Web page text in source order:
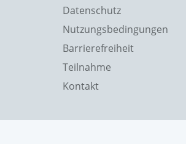
Datenschutz
Nutzungsbedingungen
Barrierefreiheit
Teilnahme
Kontakt